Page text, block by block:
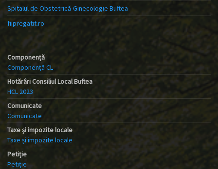
Spitalul de Obstetrică-Ginecologie Buftea
fiipregatit.ro
Componență
Componență CL
Hotărâri Consiliul Local Buftea
HCL 2023
Comunicate
Comunicate
Taxe și impozite locale
Taxe și impozite locale
Petiție
Petiție